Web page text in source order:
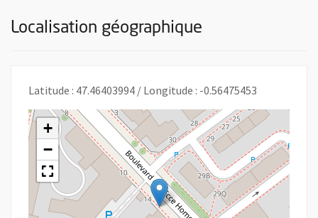
Localisation géographique
Latitude : 47.46403994 / Longitude : -0.56475453
+
−